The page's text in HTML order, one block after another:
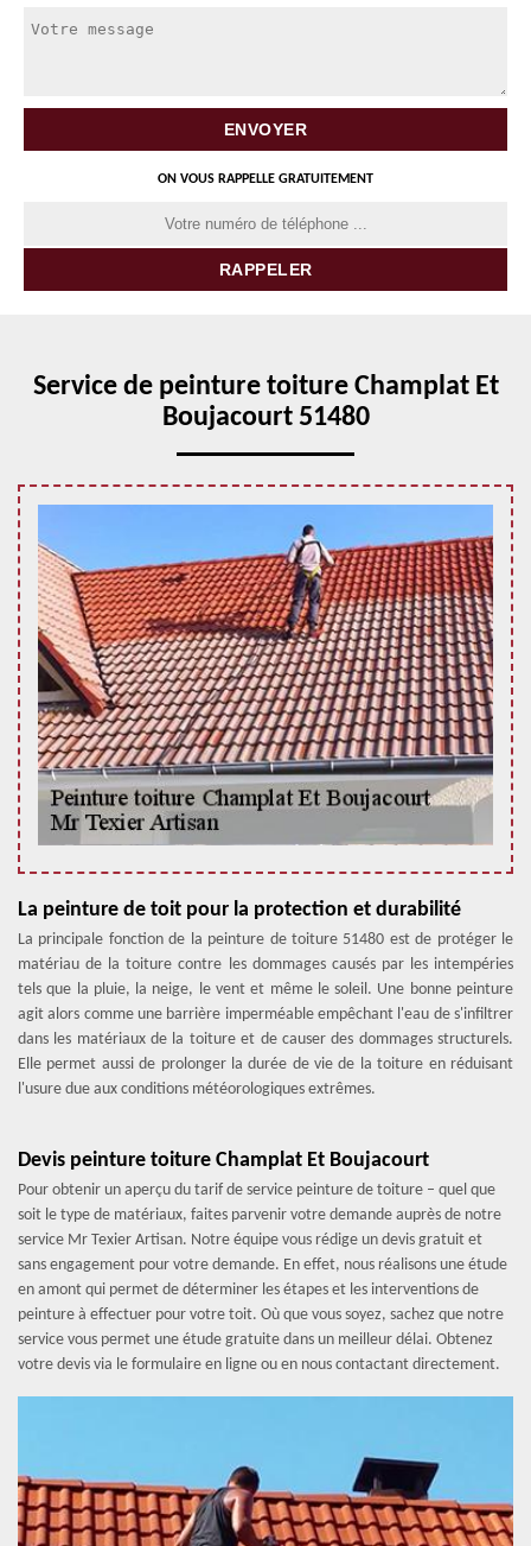
ON VOUS RAPPELLE GRATUITEMENT
Service de peinture toiture Champlat Et
Boujacourt 51480
La peinture de toit pour la protection et durabilité
La principale fonction de la peinture de toiture 51480 est de protéger le
matériau de la toiture contre les dommages causés par les intempéries
tels que la pluie, la neige, le vent et même le soleil. Une bonne peinture
agit alors comme une barrière imperméable empêchant l'eau de s'infiltrer
dans les matériaux de la toiture et de causer des dommages structurels.
Elle permet aussi de prolonger la durée de vie de la toiture en réduisant
l'usure due aux conditions météorologiques extrêmes.
Devis peinture toiture Champlat Et Boujacourt
Pour obtenir un aperçu du tarif de service peinture de toiture – quel que
soit le type de matériaux, faites parvenir votre demande auprès de notre
service Mr Texier Artisan. Notre équipe vous rédige un devis gratuit et
sans engagement pour votre demande. En effet, nous réalisons une étude
en amont qui permet de déterminer les étapes et les interventions de
peinture à effectuer pour votre toit. Où que vous soyez, sachez que notre
service vous permet une étude gratuite dans un meilleur délai. Obtenez
votre devis via le formulaire en ligne ou en nous contactant directement.